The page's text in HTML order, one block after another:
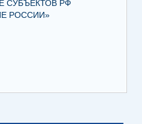
СУБЪЕКТОВ РФ
РОССИИ»